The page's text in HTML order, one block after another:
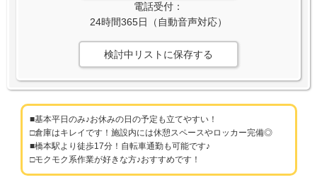
電話受付：
24時間365日（自動音声対応）
検討中リストに保存する
■基本平日のみ♪お休みの日の予定も立てやすい！
□倉庫はキレイです！施設内には休憩スペースやロッカー完備◎
■橋本駅より徒歩17分！自転車通勤も可能です♪
□モクモク系作業が好きな方♪おすすめです！